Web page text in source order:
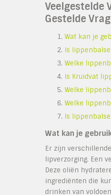
Veelgestelde
Gestelde
Wat kan je
Is
Welke
Is Kruidvat
Welke
Welke
Is
Wat kan je
Er zijn
lipverzorging. Een
Deze oliën
ingrediënten die
drinken van